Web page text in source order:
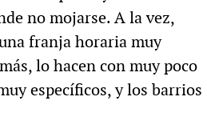
no mojarse. A la vez,
franja horaria muy
lo hacen con muy poco
específicos, y los barrios